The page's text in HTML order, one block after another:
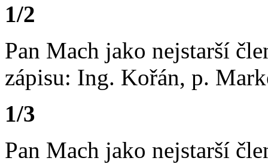
1/2
Pan Mach jako nejstarší
zápisu: Ing. Kořán, p.
1/3
Pan Mach jako nejstarší